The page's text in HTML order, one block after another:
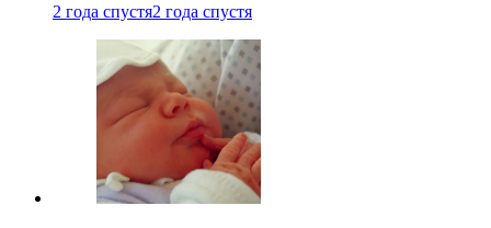
2 года спустя2 года спустя